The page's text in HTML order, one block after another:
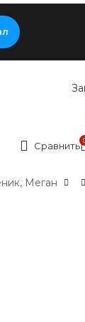
Сравнить
Меган